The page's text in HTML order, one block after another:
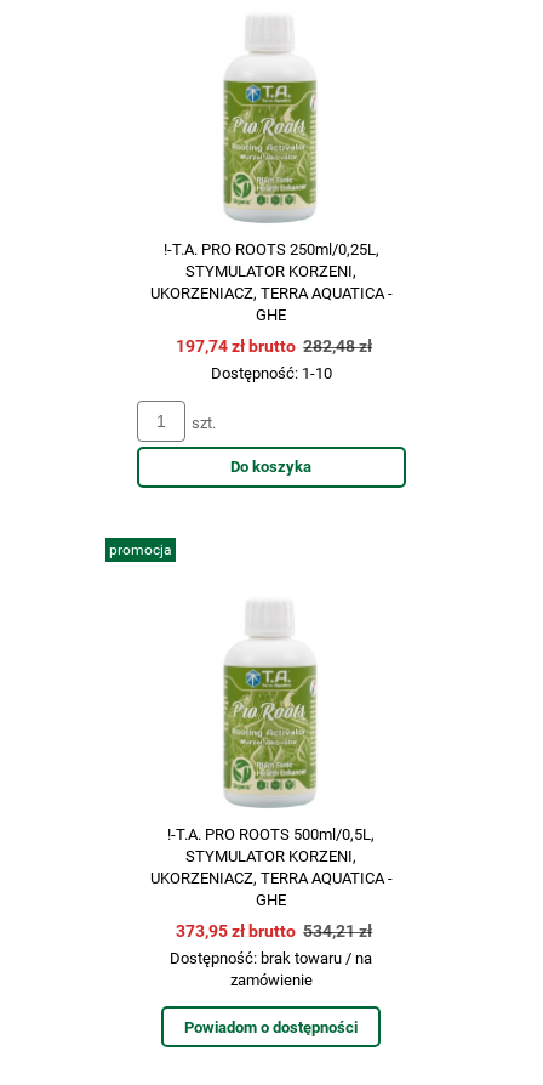
!-T.A. PRO ROOTS 250ml/0,25L,
STYMULATOR KORZENI,
UKORZENIACZ, TERRA AQUATICA -
GHE
197,74 zł brutto 282,48 zł
Dostępność: 1-10
szt.
Do koszyka
!-T.A. PRO ROOTS 500ml/0,5L,
STYMULATOR KORZENI,
UKORZENIACZ, TERRA AQUATICA -
GHE
373,95 zł brutto 534,21 zł
Dostępność: brak towaru / na
zamówienie
Powiadom o dostępności
promocja